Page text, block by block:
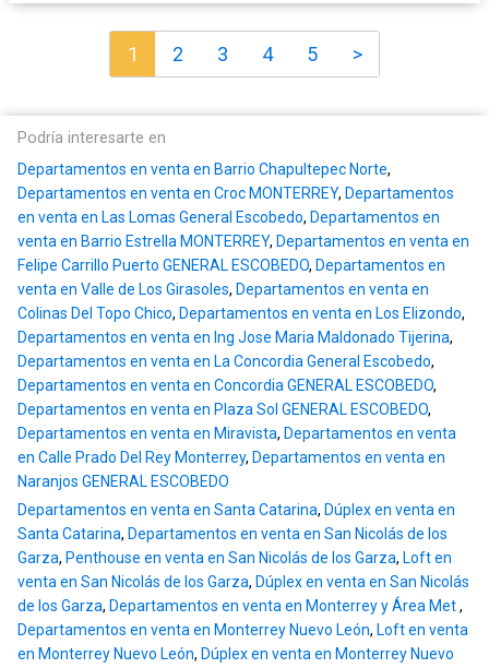
1 2 3 4 5 >
Podría interesarte en
Departamentos en venta en Barrio Chapultepec Norte,
Departamentos en venta en Croc MONTERREY, Departamentos
en venta en Las Lomas General Escobedo, Departamentos en
venta en Barrio Estrella MONTERREY, Departamentos en venta en
Felipe Carrillo Puerto GENERAL ESCOBEDO, Departamentos en
venta en Valle de Los Girasoles, Departamentos en venta en
Colinas Del Topo Chico, Departamentos en venta en Los Elizondo,
Departamentos en venta en Ing Jose Maria Maldonado Tijerina,
Departamentos en venta en La Concordia General Escobedo,
Departamentos en venta en Concordia GENERAL ESCOBEDO,
Departamentos en venta en Plaza Sol GENERAL ESCOBEDO,
Departamentos en venta en Miravista, Departamentos en venta
en Calle Prado Del Rey Monterrey, Departamentos en venta en
Naranjos GENERAL ESCOBEDO
Departamentos en venta en Santa Catarina, Dúplex en venta en
Santa Catarina, Departamentos en venta en San Nicolás de los
Garza, Penthouse en venta en San Nicolás de los Garza, Loft en
venta en San Nicolás de los Garza, Dúplex en venta en San Nicolás
de los Garza, Departamentos en venta en Monterrey y Área Met,
Departamentos en venta en Monterrey Nuevo León, Loft en venta
en Monterrey Nuevo León, Dúplex en venta en Monterrey Nuevo